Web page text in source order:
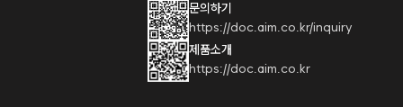
문의하기
https://doc.aim.co.kr/inquiry
제품소개
https://doc.aim.co.kr